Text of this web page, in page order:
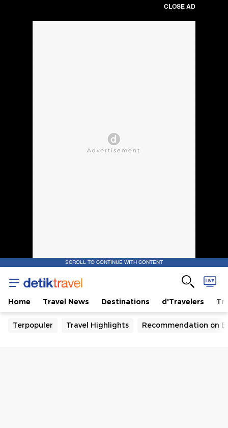
CLOSE AD
SCROLL TO CONTINUE WITH CONTENT
Home Travel News Destinations d'Travelers
Terpopuler Travel Highlights Recommendation on